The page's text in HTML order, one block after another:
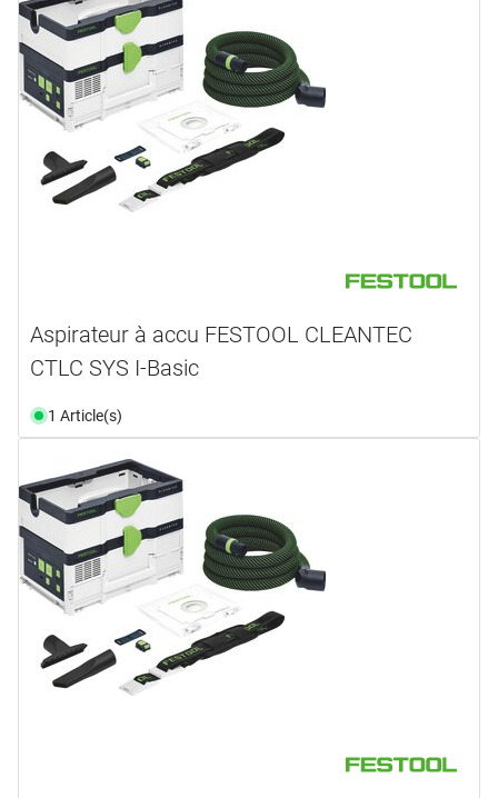
Aspirateur à accu FESTOOL CLEANTEC
CTLC SYS I-Basic
1 Article(s)